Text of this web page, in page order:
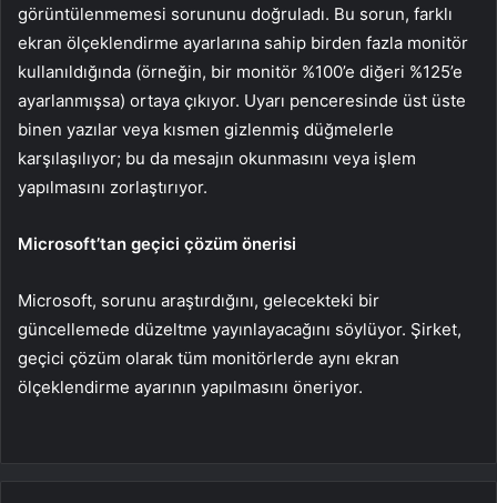
görüntülenmemesi sorununu doğruladı. Bu sorun, farklı
ekran ölçeklendirme ayarlarına sahip birden fazla monitör
kullanıldığında (örneğin, bir monitör %100’e diğeri %125’e
ayarlanmışsa) ortaya çıkıyor. Uyarı penceresinde üst üste
binen yazılar veya kısmen gizlenmiş düğmelerle
karşılaşılıyor; bu da mesajın okunmasını veya işlem
yapılmasını zorlaştırıyor.
Microsoft’tan geçici çözüm önerisi
Microsoft, sorunu araştırdığını, gelecekteki bir
güncellemede düzeltme yayınlayacağını söylüyor. Şirket,
geçici çözüm olarak tüm monitörlerde aynı ekran
ölçeklendirme ayarının yapılmasını öneriyor.